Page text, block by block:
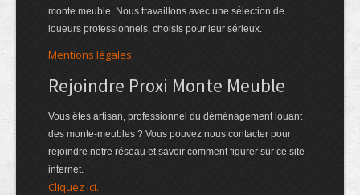
monte meuble. Nous travaillons avec une sélection de
loueurs professionnels, choisis pour leur sérieux.
Mentions légales
Rejoindre Proxi Monte Meuble
Vous êtes artisan, professionnel du déménagement louant
des monte-meubles ? Vous pouvez nous contacter pour
rejoindre notre réseau et savoir comment figurer sur ce site
internet.
Cliquez ici.